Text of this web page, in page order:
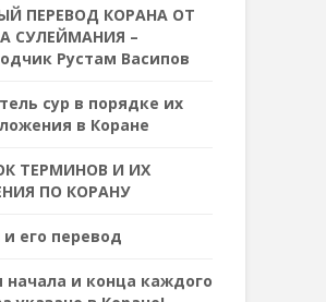
ПЕРЕВОД КОРАНА ОТ
СУЛЕЙМАНИЯ –
Рустам Васипов
сур в порядке их
в Коране
ТЕРМИНОВ И ИХ
ПО КОРАНУ
и его перевод
начала и конца каждого